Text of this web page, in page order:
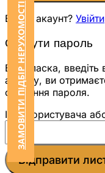
ЗАМОВИТИ ПІДБІР НЕРУХОМОСТІ
Вже є акаунт? Увійти
Скинути пароль
Будь ласка,
адресу, ви
скидання пароля.
Ім'я користувача
Відправити